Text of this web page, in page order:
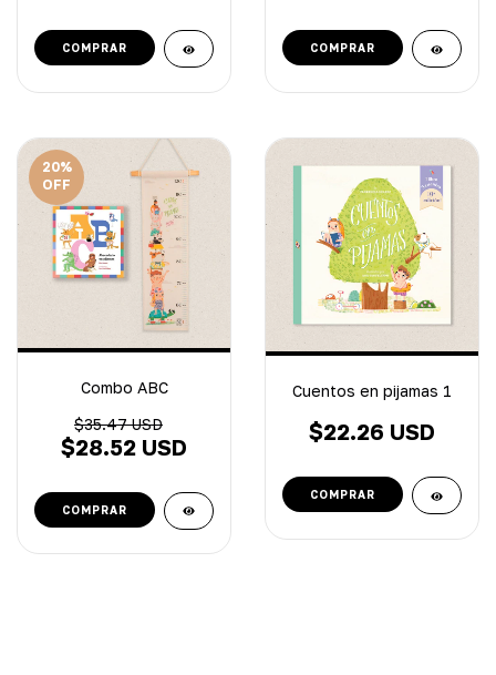
20%
OFF
Combo ABC
$35.47 USD
$28.52 USD
Cuentos en pijamas 1
$22.26 USD